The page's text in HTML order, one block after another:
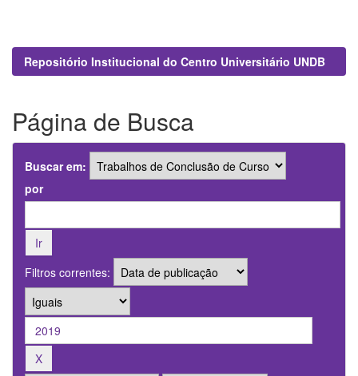
Repositório Institucional do Centro Universitário UNDB
Página de Busca
Buscar em:
por
Filtros correntes: